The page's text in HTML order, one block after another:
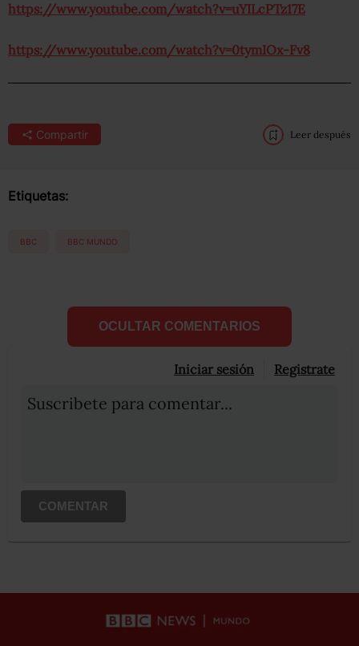
https://www.youtube.com/watch?v=uYILcPTz17E
https://www.youtube.com/watch?v=0tymIOx-Fv8
Compartir Leer después
Etiquetas:
BBC BBC MUNDO
OCULTAR COMENTARIOS
Iniciar sesión Registrate
Suscribete para comentar...
COMENTAR